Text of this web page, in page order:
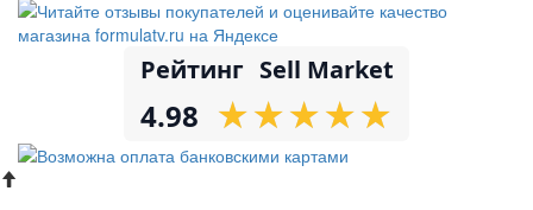
Рейтинг Sell Market
4.98 ★
★★
★★
★★
★★
★